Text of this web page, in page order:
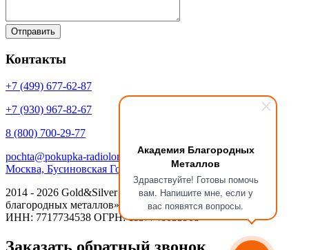
Академия Благородных
Металлов
Здравствуйте! Готовы помочь
вам. Напишите мне, если у
вас появятся вопросы.
Контакты
+7 (499) 677-62-87
+7 (930) 967-82-67
8 (800) 700-29-77
pochta@pokupka-radiolom.ru
Москва, Бусиновская Горка, 1Е с.5
2014 - 2026 Gold&Silver Научный Центр «Академия
благородных металлов»
ИНН: 7717734538 ОГРН: 1137746053908
Заказать обратный звонок